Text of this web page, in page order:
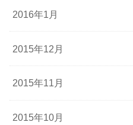
2016年1月
2015年12月
2015年11月
2015年10月